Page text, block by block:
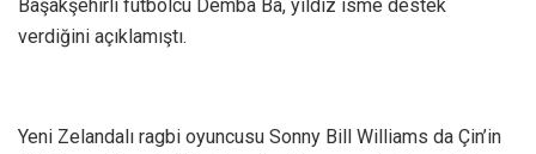
Başakşehirli futbolcu Demba Ba, yıldız isme destek
verdiğini açıklamıştı.
Yeni Zelandalı ragbi oyuncusu Sonny Bill Williams da Çin’in